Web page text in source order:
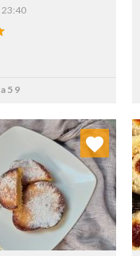
23:40
do ulubionych
Wybierz listę: